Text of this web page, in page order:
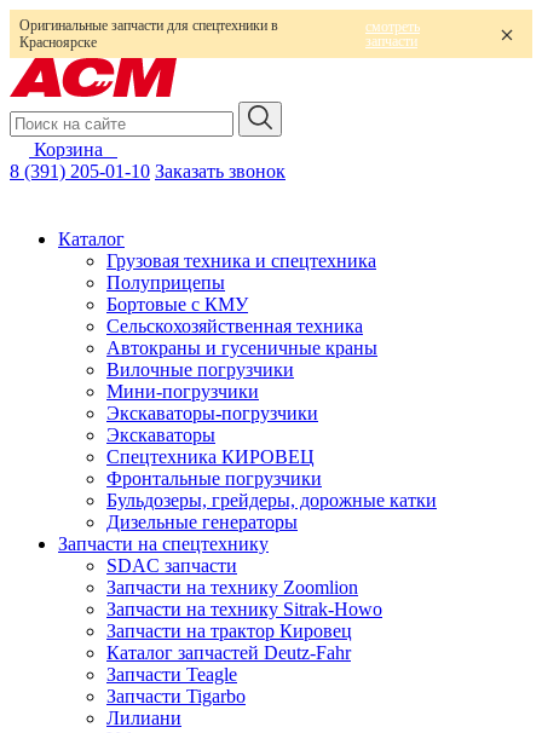
Оригинальные запчасти для спецтехники в
Красноярске
смотреть
запчасти
Корзина
8 (391) 205-01-10 Заказать звонок
Каталог
Грузовая техника и спецтехника
Полуприцепы
Бортовые с КМУ
Сельскохозяйственная техника
Автокраны и гусеничные краны
Вилочные погрузчики
Мини-погрузчики
Экскаваторы-погрузчики
Экскаваторы
Спецтехника КИРОВЕЦ
Фронтальные погрузчики
Бульдозеры, грейдеры, дорожные катки
Дизельные генераторы
Запчасти на спецтехнику
SDAC запчасти
Запчасти на технику Zoomlion
Запчасти на технику Sitrak-Howo
Запчасти на трактор Кировец
Каталог запчастей Deutz-Fahr
Запчасти Teagle
Запчасти Tigarbo
Лилиани